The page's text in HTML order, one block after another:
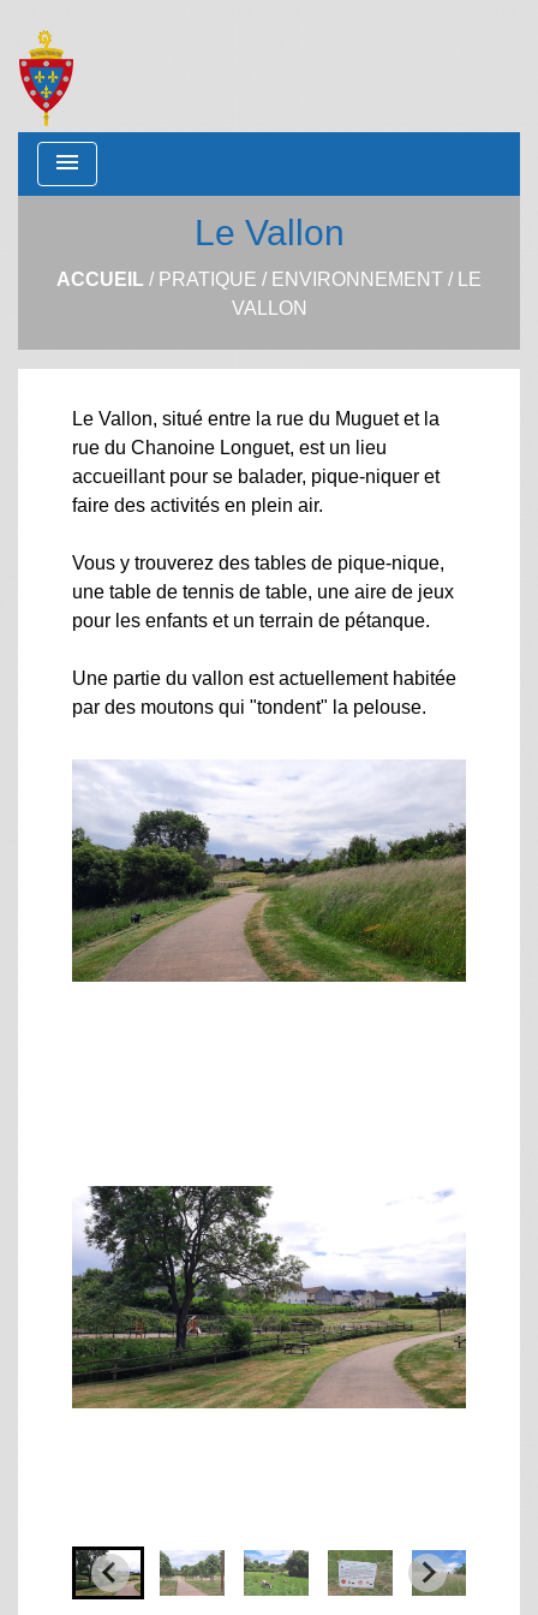
menu
Le Vallon
ACCUEIL / PRATIQUE / ENVIRONNEMENT /
LE
VALLON
Le Vallon, situé entre la rue du Muguet et la
rue du Chanoine Longuet, est un lieu
accueillant pour se balader, pique-niquer et
faire des activités en plein air.
Vous y trouverez des tables de pique-nique,
une table de tennis de table, une aire de jeux
pour les enfants et un terrain de pétanque.
Une partie du vallon est actuellement habitée
par des moutons qui "tondent" la pelouse.